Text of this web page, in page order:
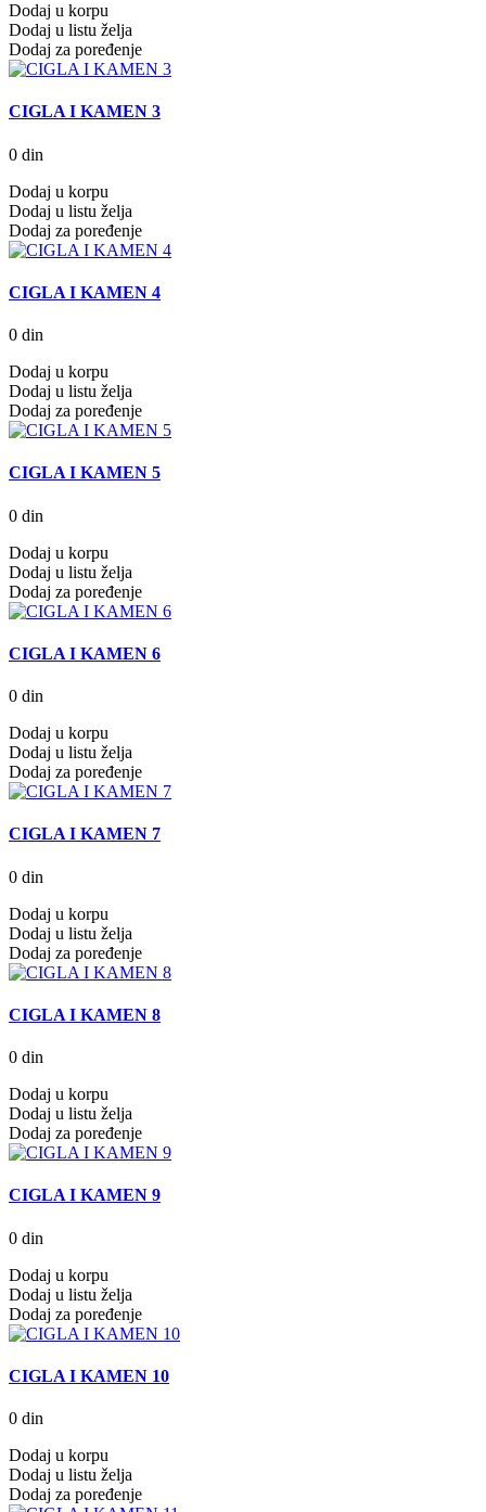
Dodaj u korpu
Dodaj u listu želja
Dodaj za poređenje
CIGLA I KAMEN 3
0 din
Dodaj u korpu
Dodaj u listu želja
Dodaj za poređenje
CIGLA I KAMEN 4
0 din
Dodaj u korpu
Dodaj u listu želja
Dodaj za poređenje
CIGLA I KAMEN 5
0 din
Dodaj u korpu
Dodaj u listu želja
Dodaj za poređenje
CIGLA I KAMEN 6
0 din
Dodaj u korpu
Dodaj u listu želja
Dodaj za poređenje
CIGLA I KAMEN 7
0 din
Dodaj u korpu
Dodaj u listu želja
Dodaj za poređenje
CIGLA I KAMEN 8
0 din
Dodaj u korpu
Dodaj u listu želja
Dodaj za poređenje
CIGLA I KAMEN 9
0 din
Dodaj u korpu
Dodaj u listu želja
Dodaj za poređenje
CIGLA I KAMEN 10
0 din
Dodaj u korpu
Dodaj u listu želja
Dodaj za poređenje